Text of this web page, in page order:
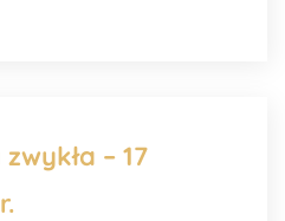
– 17